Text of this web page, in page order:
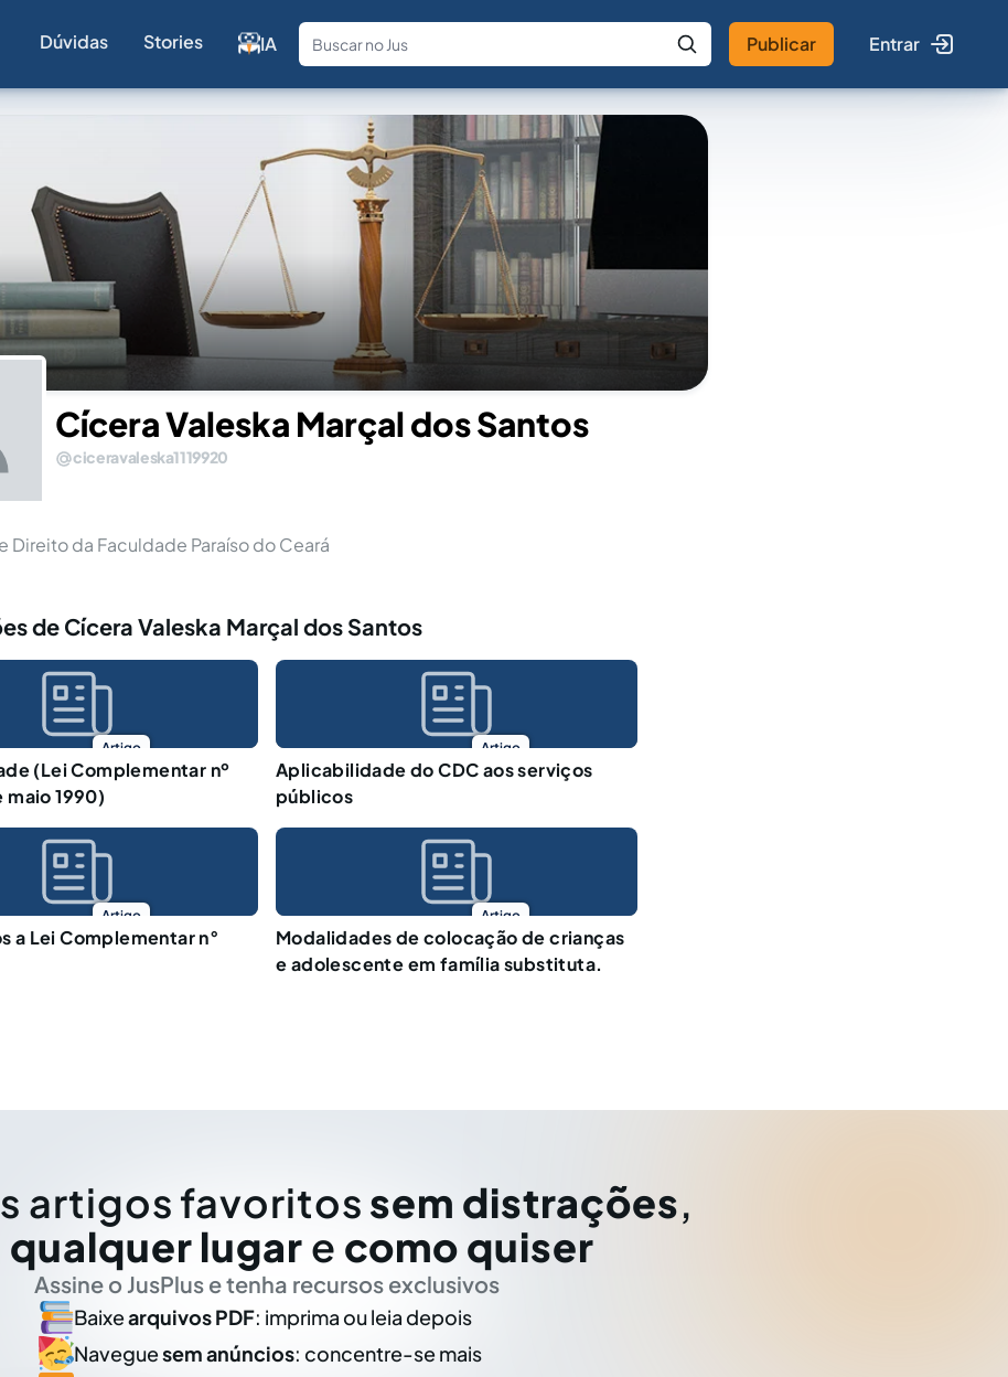
Dúvidas Stories IA
Fale com a IA Buscar no Jus
Publicar Entrar
Cícera Valeska Marçal dos Santos
ciceravaleska1119920
Direito da Faculdade Paraíso do Ceará
de Cícera Valeska Marçal dos Santos
Artigo
(Lei Complementar nº
maio 1990)
Artigo
Aplicabilidade do CDC aos serviços
públicos
Artigo
a Lei Complementar n°
Artigo
Modalidades de colocação de crianças
e adolescente em família substituta.
artigos favoritos sem distrações,
qualquer lugar e como quiser
Assine o JusPlus e tenha recursos exclusivos
Baixearquivos PDF: imprima ou leia depois
Naveguesem anúncios: concentre-se mais